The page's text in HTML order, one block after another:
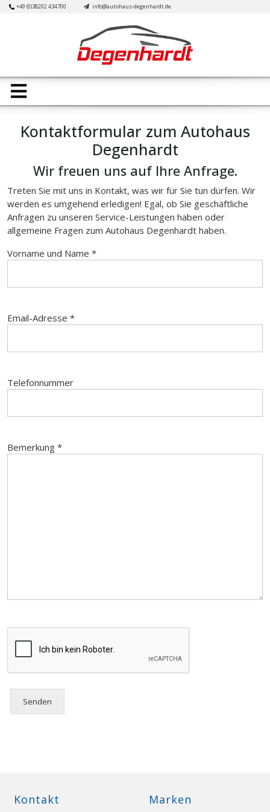
Skip+49 (0)38202 434700 info@autohaus-degenhardt.de
Open
Kontaktformular zum Autohaus
Degenhardt
Wir freuen uns auf Ihre Anfrage.
Treten Sie mit uns in Kontakt, was wir für Sie tun dürfen. Wir
werden es umgehend erledigen! Egal, ob Sie geschäftliche
Anfragen zu unseren Service-Leistungen haben oder
allgemeine Fragen zum Autohaus Degenhardt haben.
Vorname und Name *
Email-Adresse *
Telefonnummer
Bemerkung *
Kontakt Marken